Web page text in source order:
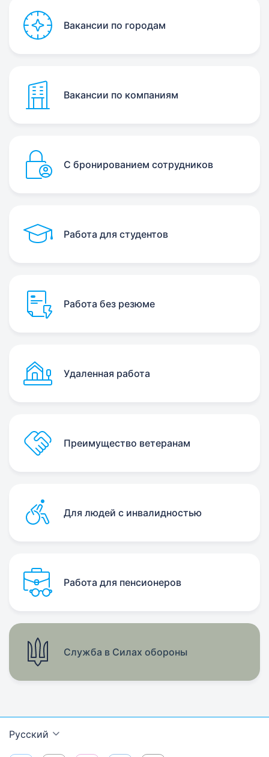
Вакансии по городам
Вакансии по компаниям
С бронированием сотрудников
Работа для студентов
Работа без резюме
Удаленная работа
Преимущество ветеранам
Для людей с инвалидностью
Работа для пенсионеров
Служба в Силах обороны
Русский